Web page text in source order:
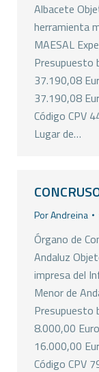
Albacete
herramienta
MAESAL
Presupuesto
37.190,08
37.190,08
Código CPV
Lugar de…
PorAndreina
Órgano de
Andaluz
impresa del
Menor de
Presupuesto
8.000,00
16.000,00
Código CPV